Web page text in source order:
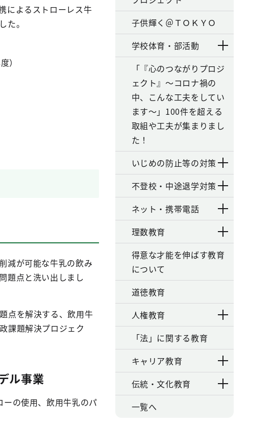
によるストローレス牛
た。
）
減が可能な牛乳の飲み
題点と洗い出しまし
点を解決する、飲用牛
課題解決プロジェク
ル事業
の使用、飲用牛乳のパ
子供輝く＠ＴＯＫＹＯ
学校体育・部活動
「『心のつながりプロジ
ェクト』～コロナ禍の
中、こんな工夫をしてい
ます～」100件を超える
取組や工夫が集まりまし
た！
いじめの防止等の対策
不登校・中途退学対策
ネット・携帯電話
理数教育
得意な才能を伸ばす教育
について
道徳教育
人権教育
「法」に関する教育
キャリア教育
伝統・文化教育
一覧へ